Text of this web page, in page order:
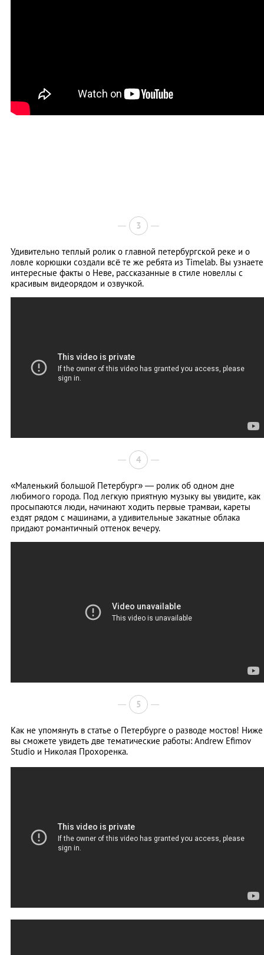
3
Удивительно теплый ролик о главной петербургской реке и о
ловле корюшки создали всё те же ребята из Timelab. Вы узнаете
интересные факты о Неве, рассказанные в стиле новеллы с
красивым видеорядом и озвучкой.
4
«Маленький большой Петербург» — ролик об одном дне
любимого города. Под легкую приятную музыку вы увидите, как
просыпаются люди, начинают ходить первые трамваи, кареты
ездят рядом с машинами, а удивительные закатные облака
придают романтичный оттенок вечеру.
5
Как не упомянуть в статье о Петербурге о разводе мостов! Ниже
вы сможете увидеть две тематические работы: Andrew Efimov
Studiо и Николая Прохоренка.